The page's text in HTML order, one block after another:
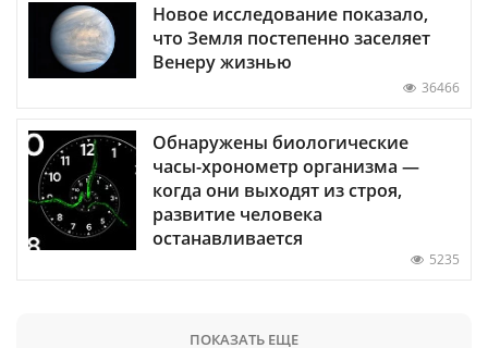
Новое исследование показало,
что Земля постепенно заселяет
Венеру жизнью
36466
Обнаружены биологические
часы-хронометр организма —
когда они выходят из строя,
развитие человека
останавливается
5235
ПОКАЗАТЬ ЕЩЕ